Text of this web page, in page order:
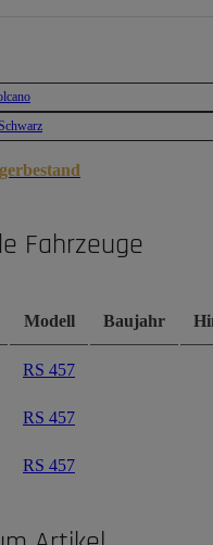
Fahrzeuge
Modell Baujahr
RS 457
RS 457
RS 457